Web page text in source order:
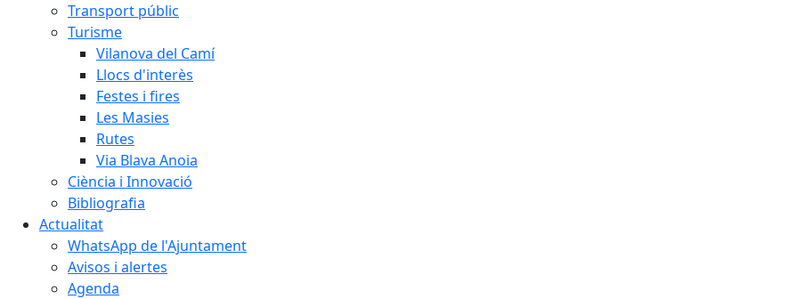
Transport públic
Turisme
Vilanova del Camí
Llocs d'interès
Festes i fires
Les Masies
Rutes
Via Blava Anoia
Ciència i Innovació
Bibliografia
Actualitat
WhatsApp de l'Ajuntament
Avisos i alertes
Agenda